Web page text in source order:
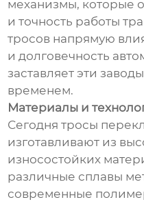
механизмы, которые
и точность работы
тросов напрямую
и долговечность
заставляет эти
временем.
Материалы и
Сегодня тросы
изготавливают из
износостойких
различные сплавы
современные